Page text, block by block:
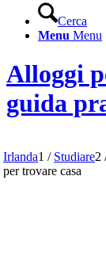
Cerca
Menu Menu
Alloggi
guida
Irlanda1 / Studiare2
per trovare casa